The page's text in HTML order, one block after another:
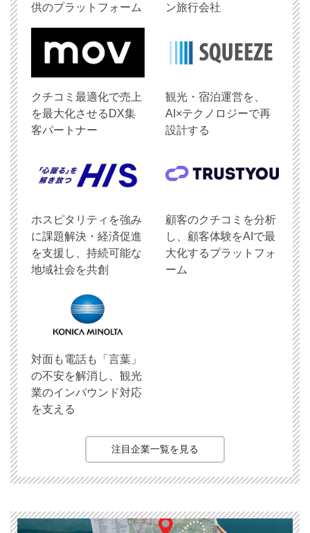
供のプラットフォーム ン旅行会社
クチコミ最適化で売上
を最大化させるDX集
客パートナー
観光・宿泊運営を、
AI×テクノロジーで再
設計する
ホスピタリティを強み
に課題解決・経済促進
を支援し、持続可能な
地域社会を共創
顧客のクチコミを分析
し、顧客体験をAIで最
大化するプラットフォ
ーム
対面も電話も「言葉」
の不安を解消し、観光
業のインバウンド対応
を支える
注目企業一覧を見る